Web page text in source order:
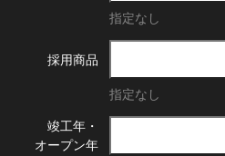
指定なし
採用商品
指定なし
竣工年・
オープン年